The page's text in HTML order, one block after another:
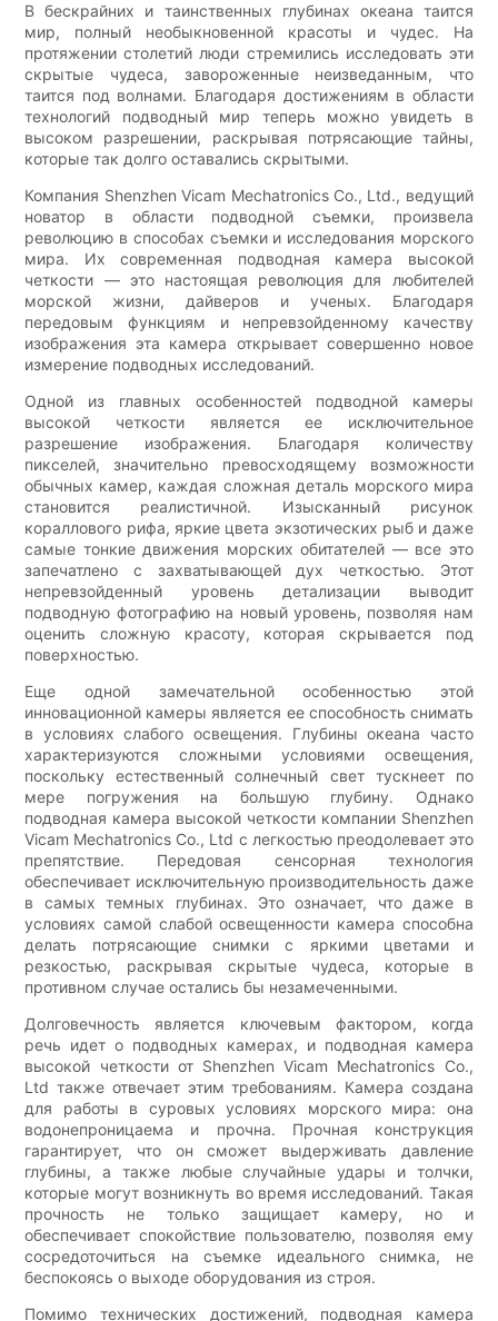
В бескрайних и таинственных глубинах океана таится
мир, полный необыкновенной красоты и чудес. На
протяжении столетий люди стремились исследовать эти
скрытые чудеса, завороженные неизведанным, что
таится под волнами. Благодаря достижениям в области
технологий подводный мир теперь можно увидеть в
высоком разрешении, раскрывая потрясающие тайны,
которые так долго оставались скрытыми.
Компания Shenzhen Vicam Mechatronics Co., Ltd., ведущий
новатор в области подводной съемки, произвела
революцию в способах съемки и исследования морского
мира. Их современная подводная камера высокой
четкости — это настоящая революция для любителей
морской жизни, дайверов и ученых. Благодаря
передовым функциям и непревзойденному качеству
изображения эта камера открывает совершенно новое
измерение подводных исследований.
Одной из главных особенностей подводной камеры
высокой четкости является ее исключительное
разрешение изображения. Благодаря количеству
пикселей, значительно превосходящему возможности
обычных камер, каждая сложная деталь морского мира
становится реалистичной. Изысканный рисунок
кораллового рифа, яркие цвета экзотических рыб и даже
самые тонкие движения морских обитателей — все это
запечатлено с захватывающей дух четкостью. Этот
непревзойденный уровень детализации выводит
подводную фотографию на новый уровень, позволяя нам
оценить сложную красоту, которая скрывается под
поверхностью.
Еще одной замечательной особенностью этой
инновационной камеры является ее способность снимать
в условиях слабого освещения. Глубины океана часто
характеризуются сложными условиями освещения,
поскольку естественный солнечный свет тускнеет по
мере погружения на большую глубину. Однако
подводная камера высокой четкости компании Shenzhen
Vicam Mechatronics Co., Ltd с легкостью преодолевает это
препятствие. Передовая сенсорная технология
обеспечивает исключительную производительность даже
в самых темных глубинах. Это означает, что даже в
условиях самой слабой освещенности камера способна
делать потрясающие снимки с яркими цветами и
резкостью, раскрывая скрытые чудеса, которые в
противном случае остались бы незамеченными.
Долговечность является ключевым фактором, когда
речь идет о подводных камерах, и подводная камера
высокой четкости от Shenzhen Vicam Mechatronics Co.,
Ltd также отвечает этим требованиям. Камера создана
для работы в суровых условиях морского мира: она
водонепроницаема и прочна. Прочная конструкция
гарантирует, что он сможет выдерживать давление
глубины, а также любые случайные удары и толчки,
которые могут возникнуть во время исследований. Такая
прочность не только защищает камеру, но и
обеспечивает спокойствие пользователю, позволяя ему
сосредоточиться на съемке идеального снимка, не
беспокоясь о выходе оборудования из строя.
Помимо технических достижений, подводная камера